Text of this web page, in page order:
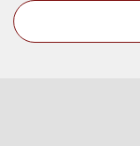
Suchen